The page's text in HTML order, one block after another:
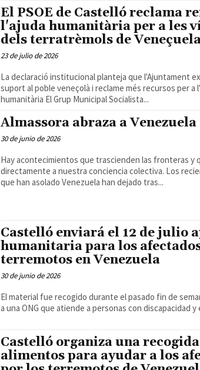
El PSOE de Castelló reclama
l'ajuda humanitària per a les
dels terratrèmols de
23 de julio de 2026
La declaració institucional planteja que l'Ajuntament
suport al poble veneçolà i reclame més recursos per a
humanitària El Grup Municipal Socialista...
Almassora abraza a Venezuela
30 de junio de 2026
Hay acontecimientos que trascienden las fronteras y
directamente a nuestra conciencia colectiva. Los
que han asolado Venezuela han dejado tras...
Castelló enviará el 12 de julio
humanitaria para los
terremotos en Venezuela
30 de junio de 2026
El material fue recogido durante el pasado fin de
a una ONG que atiende a personas con discapacidad y
Castelló organiza una
alimentos para ayudar a los